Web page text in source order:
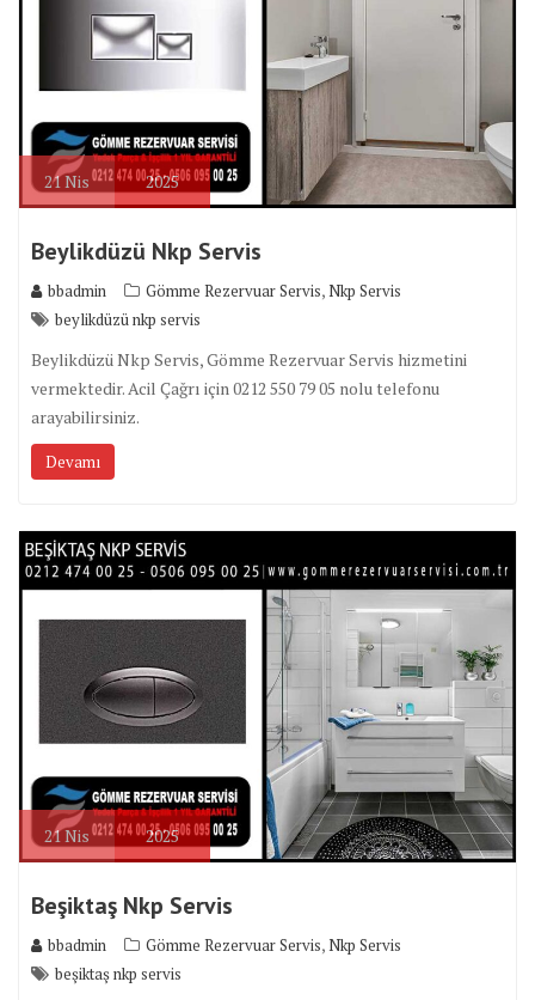
21Nis 2025
Beylikdüzü Nkp Servis
bbadmin Gömme Rezervuar Servis, Nkp Servis
beylikdüzü nkp servis
Beylikdüzü Nkp Servis, Gömme Rezervuar Servis hizmetini
vermektedir. Acil Çağrı için 0212 550 79 05 nolu telefonu
arayabilirsiniz.
Devamı
21Nis 2025
Beşiktaş Nkp Servis
bbadmin Gömme Rezervuar Servis,Nkp Servis
beşiktaş nkp servis